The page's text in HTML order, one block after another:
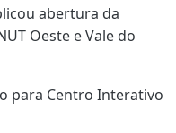
abertura da
Oeste e Vale do
para Centro Interativo